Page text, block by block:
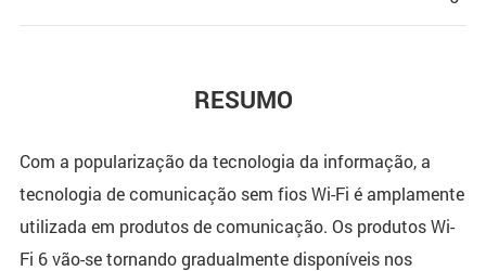
RESUMO
Com a popularização da tecnologia da informação, a
tecnologia de comunicação sem fios Wi-Fi é amplamente
utilizada em produtos de comunicação. Os produtos Wi-
Fi 6 vão-se tornando gradualmente disponíveis nos